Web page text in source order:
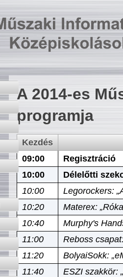
A 2014-es
programja
Kezdés
09:00
Regisztráció
10:00
Délelőtti
10:00
Legorockers:
10:20
Materex:
10:40
Murphy's
11:00
Reboss
11:20
BolyaiSokk:
11:40
ESZI szakkör: